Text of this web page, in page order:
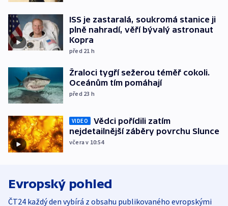
ISS je zastaralá, soukromá stanice ji
plně nahradí, věří bývalý astronaut
Kopra
před 21 h
Žraloci tygří sežerou téměř cokoli.
Oceánům tím pomáhají
před 23 h
VIDEO
Vědci pořídili zatím
nejdetailnější záběry povrchu Slunce
včera v 10:54
Evropský pohled
ČT24 každý den vybírá z obsahu publikovaného evropskými